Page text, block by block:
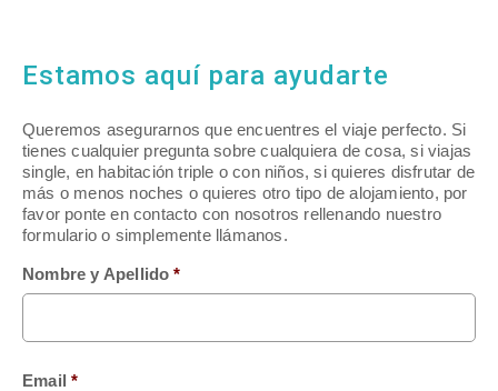
Estamos aquí para ayudarte
Queremos asegurarnos que encuentres el viaje perfecto. Si
tienes cualquier pregunta sobre cualquiera de cosa, si viajas
single, en habitación triple o con niños, si quieres disfrutar de
más o menos noches o quieres otro tipo de alojamiento, por
favor ponte en contacto con nosotros rellenando nuestro
formulario o simplemente llámanos.
Nombre y Apellido *
Email *